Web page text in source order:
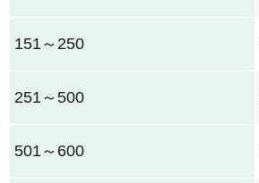
151～250
251～500
501～600